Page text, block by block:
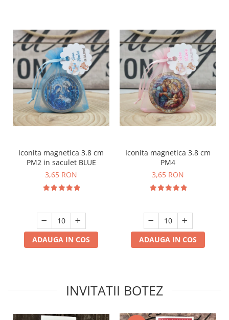
Iconita magnetica 3.8 cm
PM2 in saculet BLUE
3,65 RON
ADAUGA IN COS
Iconita magnetica 3.8 cm
PM4
3,65 RON
ADAUGA IN COS
INVITATII BOTEZ